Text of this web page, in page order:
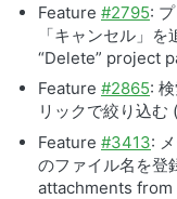
Feature #2795:
「キャンセル」
“Delete” project
Feature #2865:
リックで絞り込
Feature #3413:
のファイル名を登
attachments